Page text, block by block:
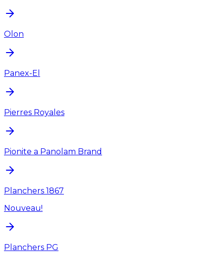
Olon
Panex-El
Pierres Royales
Pionite a Panolam Brand
Planchers 1867
Nouveau!
Planchers PG